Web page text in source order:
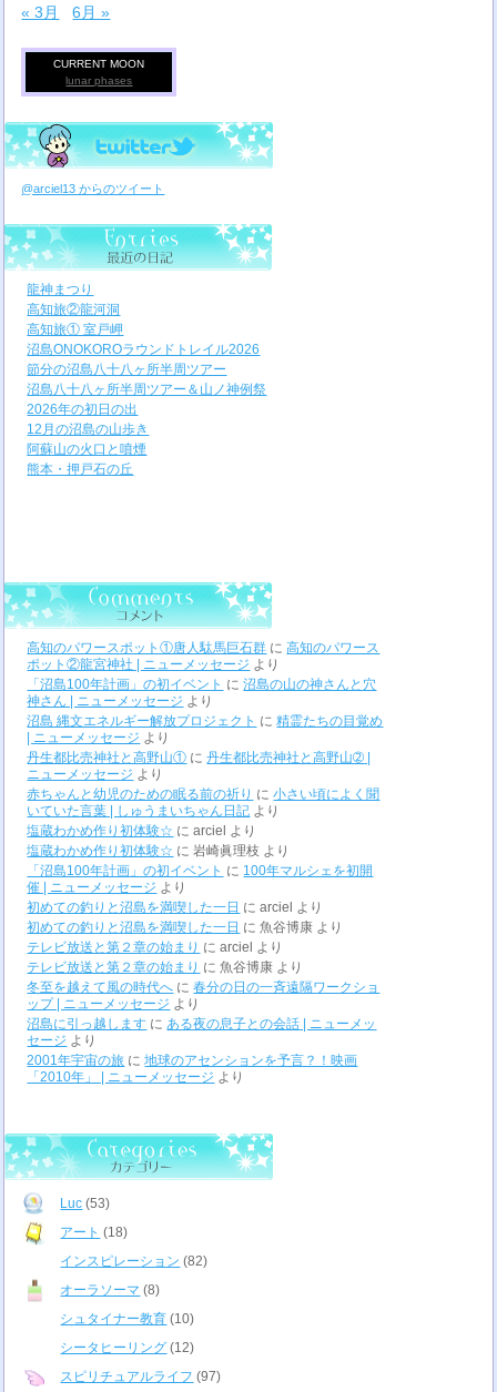
« 3月 6月 »
CURRENT MOON
lunar phases
@arciel13 からのツイート
龍神まつり
高知旅②龍河洞
高知旅① 室戸岬
沼島ONOKOROラウンドトレイル2026
節分の沼島八十八ヶ所半周ツアー
沼島八十八ヶ所半周ツアー＆山ノ神例祭
2026年の初日の出
12月の沼島の山歩き
阿蘇山の火口と噴煙
熊本・押戸石の丘
高知のパワースポット①唐人駄馬巨石群 に高知のパワース
ポット②龍宮神社 | ニューメッセージ より
「沼島100年計画」の初イベント に沼島の山の神さんと穴
神さん | ニューメッセージ より
沼島 縄文エネルギー解放プロジェクト に精霊たちの目覚め
| ニューメッセージ より
丹生都比売神社と高野山① に丹生都比売神社と高野山➁ |
ニューメッセージ より
赤ちゃんと幼児のための眠る前の祈り に小さい頃によく聞
いていた言葉 | しゅうまいちゃん日記 より
塩蔵わかめ作り初体験☆ にarciel
より
塩蔵わかめ作り初体験☆ に岩崎眞理枝 より
「沼島100年計画」の初イベント に 100年マルシェを初開
催 | ニューメッセージ より
初めての釣りと沼島を満喫した一日 にarciel
より
初めての釣りと沼島を満喫した一日 に魚谷博康 より
テレビ放送と第２章の始まり にarciel
より
テレビ放送と第２章の始まり に魚谷博康 より
冬至を越えて風の時代へ に春分の日の一斉遠隔ワークショ
ップ | ニューメッセージ より
沼島に引っ越します に ある夜の息子との会話 | ニューメッ
セージ より
2001年宇宙の旅 に地球のアセンションを予言？！映画
「2010年」 | ニューメッセージ より
Luc (53)
アート (18)
インスピレーション (82)
オーラソーマ (8)
シュタイナー教育 (10)
シータヒーリング (12)
スピリチュアルライフ (97)